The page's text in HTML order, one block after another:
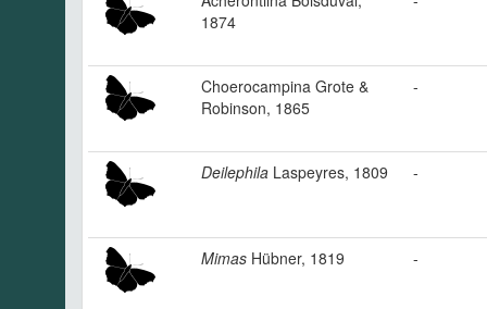
1874
Choerocampina Grote &
Robinson, 1865
-
Deilephila Laspeyres, 1809 -
Mimas Hübner, 1819 -